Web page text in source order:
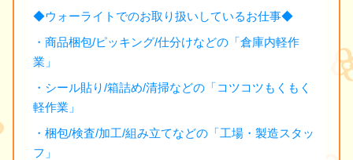
◆ウォーライトでのお取り扱いしているお仕事◆
・商品梱包/ピッキング/仕分けなどの「倉庫内軽作
業」
・シール貼り/箱詰め/清掃などの「コツコツもくもく
軽作業」
・梱包/検査/加工/組み立てなどの「工場・製造スタッ
フ」